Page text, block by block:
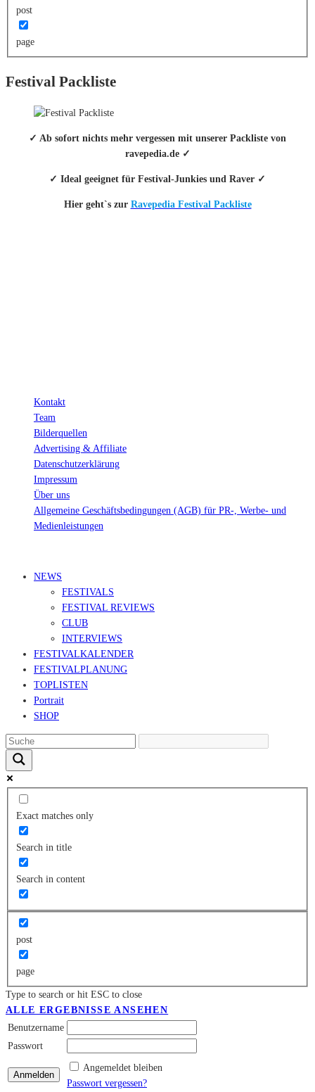
post
page
Festival Packliste
✓ Ab sofort nichts mehr vergessen mit unserer Packliste von
ravepedia.de ✓
✓ Ideal geeignet für Festival-Junkies und Raver ✓
Hier geht`s zur Ravepedia Festival Packliste
Kontakt
Team
Bilderquellen
Advertising & Affiliate
Datenschutzerklärung
Impressum
Über uns
Allgemeine Geschäftsbedingungen (AGB) für PR-, Werbe- und
Medienleistungen
NEWS
FESTIVALS
FESTIVAL REVIEWS
CLUB
INTERVIEWS
FESTIVALKALENDER
FESTIVALPLANUNG
TOPLISTEN
Portrait
SHOP
Exact matches only
Search in title
Search in content
post
page
Type to search or hit ESC to close
ALLE ERGEBNISSE ANSEHEN
Benutzername
Passwort
Angemeldet bleiben
Passwort vergessen?